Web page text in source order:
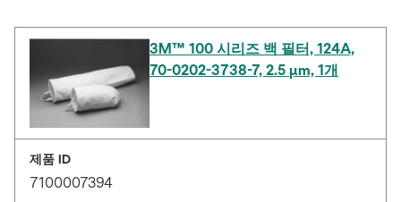
3M™ 100 시리즈 백 필터, 124A,
70-0202-3738-7, 2.5 μm, 1개
제품 ID
7100007394